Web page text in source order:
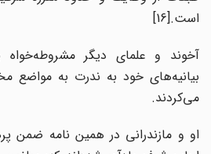
است.[16]
آخوند و علمای دیگر مشروطه‌خواه
بیانیه‌های خود به ندرت به مواضع
می‌کردند.
او و مازندرانی در همین نامه ضمن